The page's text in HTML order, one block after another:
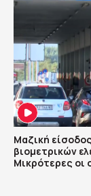
Μαζική
βιομετρικών
Μικρότερες οι